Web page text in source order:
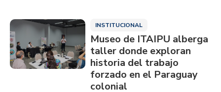
INSTITUCIONAL
Museo de ITAIPU alberga
taller donde exploran
historia del trabajo
forzado en el Paraguay
colonial